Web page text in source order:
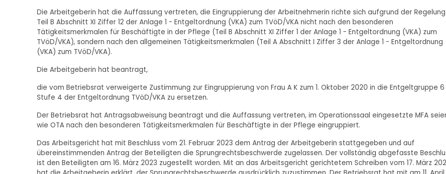
Die Arbeitgeberin hat die Auffassung vertreten, die Eingruppierung der Arbeitnehmerin richte sich aufgrund der
Teil B Abschnitt XI Ziffer 12 der Anlage 1 - Entgeltordnung (VKA) zum TVöD/VKA nicht nach den besonderen
Tätigkeitsmerkmalen für Beschäftigte in der Pflege (Teil B Abschnitt XI Ziffer 1 der Anlage 1 - Entgeltordnung (VKA) zum
TVöD/VKA), sondern nach den allgemeinen Tätigkeitsmerkmalen (Teil A Abschnitt I Ziffer 3 der Anlage 1 - Entgeltordnung
(VKA) zum TVöD/VKA).
Die Arbeitgeberin hat beantragt,
die vom Betriebsrat verweigerte Zustimmung zur Eingruppierung von Frau A K zum 1. Oktober 2020 in die Entgeltgruppe 6
Stufe 4 der Entgeltordnung TVöD/VKA zu ersetzen.
Der Betriebsrat hat Antragsabweisung beantragt und die Auffassung vertreten, im Operationssaal eingesetzte MFA
wie OTA nach den besonderen Tätigkeitsmerkmalen für Beschäftigte in der Pflege eingruppiert.
Das Arbeitsgericht hat mit Beschluss vom 21. Februar 2023 dem Antrag der Arbeitgeberin stattgegeben und auf
übereinstimmenden Antrag der Beteiligten die Sprungrechtsbeschwerde zugelassen. Der vollständig abgefasste
ist den Beteiligten am 16. März 2023 zugestellt worden. Mit an das Arbeitsgericht gerichtetem Schreiben vom 17. März